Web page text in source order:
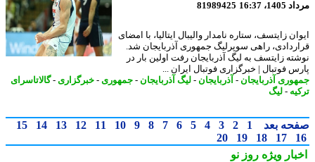
16:37
81989425
زایتسف، ستاره نامدار والیبال ایتالیا، با امضای
راهی سوپرلیگ جمهوری آذربایجان شد.
زایتسف به لیگ آذربایجان رفت اولین بار در
فوتبال | خبرگزاری فوتبال ایران ...
آذربایجان-آذربایجان-لیگ آذربایجان-جمهوری- خبرگزاری - گالاتاسرای
-لیگ
بعد 1
2
3
4
5
6
7
8
9
10
11
12
13
14
15
17
18
19
20
ویژهروز نو